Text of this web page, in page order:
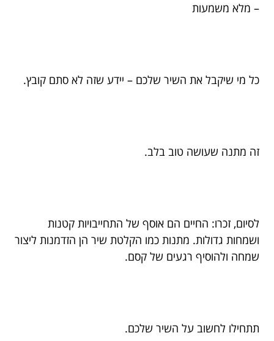
– מלא משמעות
כל מי שיקבל את השיר שלכם – יידע שזה לא סתם קובץ.
זה מתנה שעושה טוב בלב.
לסיום, זכרו: החיים הם אוסף של התחייבויות קטנות
ושמחות גדולות. מתנות כמו הקלטת שיר הן הזדמנות ליצור
שמחה ולהוסיף רגעים של קסם.
תתחילו לחשוב על השיר שלכם.